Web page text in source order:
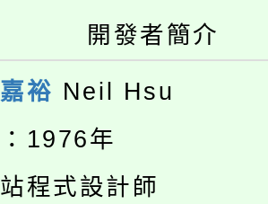
優惠，中低收入戶
惠，詳情可洽有
自造教育及科技
增能研習
造教育及科技中
研習
生活教案入校路
食農教育專業人
開發者簡介
裕 Neil Hsu
1976年
程式設計師